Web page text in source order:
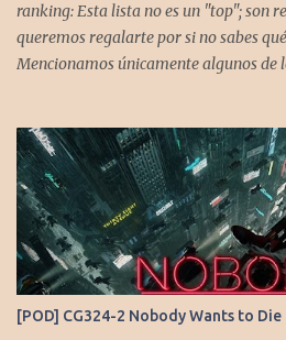
ranking: Esta lista no es un "top"; son
queremos regalarte por si no sabes
Mencionamos únicamente algunos de
asegurar que, al menos uno, se adapte
tipo de contenido, háznoslo saber
otros doce juegos imprescindibles.
hermanos desarrolladores, la idea de
películas de animación clásica con un
Contra o Metal Slug) era una apuesta
calidad es insuperable. Posee un
variedad de jefes, plataformas
[POD] CG324-2 Nobody Wants to Die